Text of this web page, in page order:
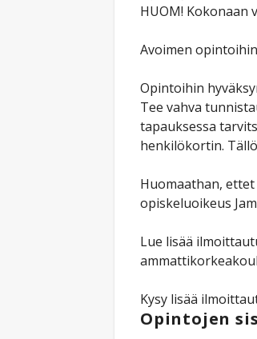
HUOM! Kokonaan
Avoimen
Opintoihin
Tee vahva
tapauksessa
henkilökortin.
Huomaathan,
opiskeluoikeus
Lue lisää
Kysy lisää
Opintojen